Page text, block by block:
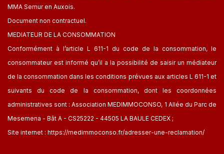
MMA Semur en Auxois.
Document non contractuel.
MEDIATEUR DE LA CONSOMMATION
Conformément à l’article L 611-1 du code de la consommation, le
consommateur est informé qu’il a la possibilité de saisir un médiateur
de la consommation dans les conditions prévues aux articles L 611-1 et
suivants du code de la consommation, dont les coordonnées
administratives sont : Association MEDIMMOCONSO, 1 Allée du Parc de
Mesemena - Bât A - CS25222 - 44505 LA BAULE CEDEX ;
Site internet : https://medimmoconso.fr/adresser-une-reclamation/